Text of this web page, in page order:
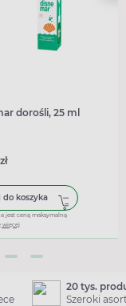
dorośli, 25 ml
do koszyka
jest ceną maksymalną
więcej
20 tys.
Szeroki